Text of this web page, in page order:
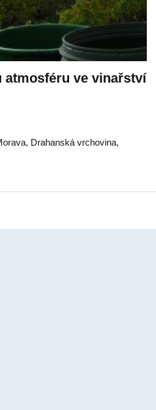
atmosféru ve vinařství
, Drahanská vrchovina,